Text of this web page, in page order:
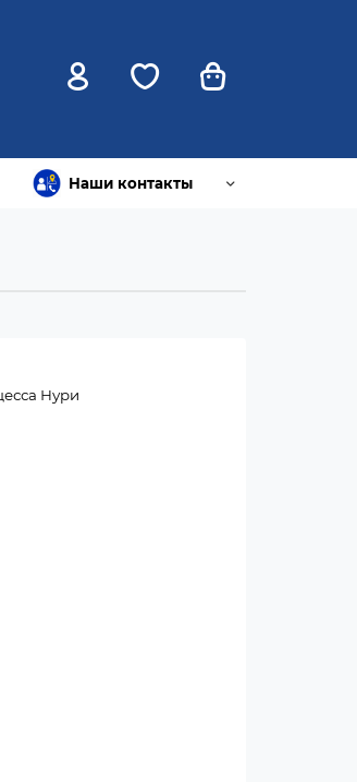
Наши контакты
Нури